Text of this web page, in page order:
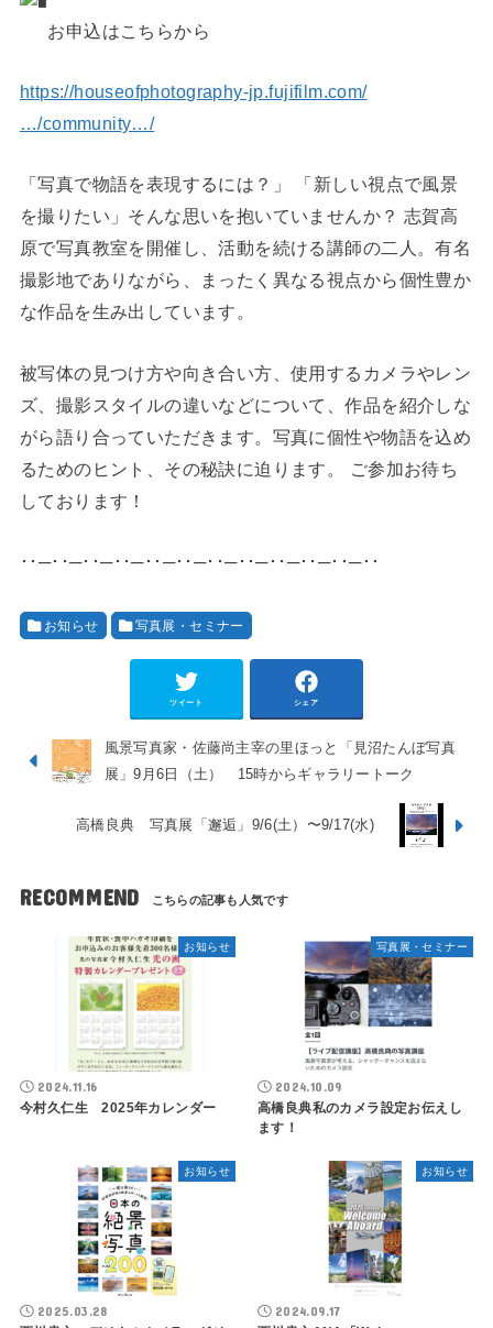
お申込はこちらから
https://houseofphotography-jp.fujifilm.com/
…/community…/
「写真で物語を表現するには？」 「新しい視点で風景
を撮りたい」そんな思いを抱いていませんか？ 志賀高
原で写真教室を開催し、活動を続ける講師の二人。有名
撮影地でありながら、まったく異なる視点から個性豊か
な作品を生み出しています。
被写体の見つけ方や向き合い方、使用するカメラやレン
ズ、撮影スタイルの違いなどについて、作品を紹介しな
がら語り合っていただきます。写真に個性や物語を込め
るためのヒント、その秘訣に迫ります。 ご参加お待ち
しております！
･･─･･─･･─･･─･･─･･─･･─･･─･･─･･─･･─･･
お知らせ 写真展・セミナー
ツイート シェア
風景写真家・佐藤尚主宰の里ほっと「見沼たんぼ写真
展」9月6日（土） 15時からギャラリートーク
高橋良典 写真展「邂逅」9/6(土）〜9/17(水)
RECOMMEND
お知らせ
2024.11.16
今村久仁生 2025年カレンダー
写真展・セミナー
2024.10.09
高橋良典私のカメラ設定お伝えし
ます！
お知らせ
2025.03.28
お知らせ
2024.09.17